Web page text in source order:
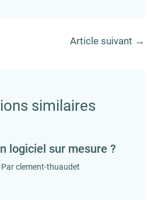
Article suivant →
similaires
logiciel sur mesure ?
Parclement-thuaudet